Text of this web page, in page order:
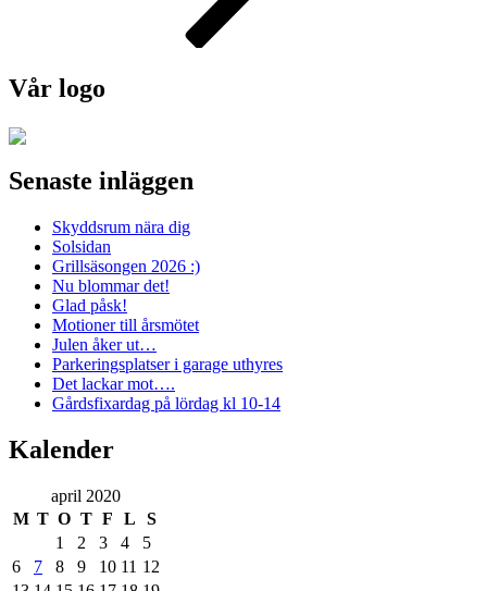
Vår logo
Senaste inläggen
Skyddsrum nära dig
Solsidan
Grillsäsongen 2026 :)
Nu blommar det!
Glad påsk!
Motioner till årsmötet
Julen åker ut…
Parkeringsplatser i garage uthyres
Det lackar mot….
Gårdsfixardag på lördag kl 10-14
Kalender
april 2020
M T O T F L
S
1
2 3 4
5
6
7 8 9 10 11 12